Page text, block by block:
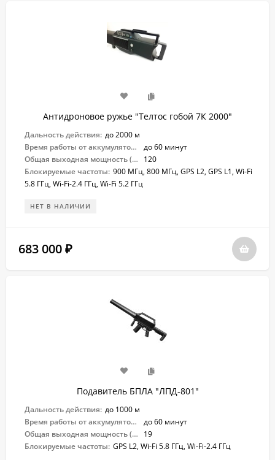
Антидроновое ружье "Телтос гобой 7К 2000"
Дальность действия: до 2000 м
Время работы от аккумулятора:
до 60 минут
Общая выходная мощность (Вт):
120
Блокируемые частоты: 900 МГц, 800 МГц, GPS L2, GPS L1, Wi-Fi
5.8 ГГц, Wi-Fi-2.4 ГГц, Wi-Fi 5.2 ГГц
НЕТ В НАЛИЧИИ
683 000 ₽
Подавитель БПЛА "ЛПД-801"
Дальность действия: до 1000 м
Время работы от аккумулятора:
до 60 минут
Общая выходная мощность (Вт):
19
Блокируемые частоты: GPS L2, Wi-Fi 5.8 ГГц, Wi-Fi-2.4 ГГц